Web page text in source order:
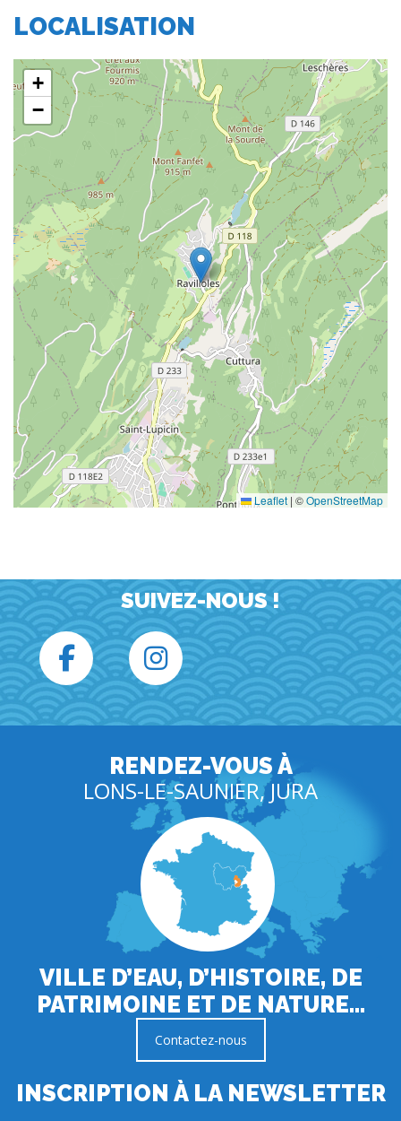
LOCALISATION
+
−
Leaflet | ©OpenStreetMap
SUIVEZ-NOUS !
RENDEZ-VOUS À
LONS-LE-SAUNIER, JURA
VILLE D’EAU, D’HISTOIRE, DE
PATRIMOINE ET DE NATURE…
Contactez-nous
INSCRIPTION À LA NEWSLETTER